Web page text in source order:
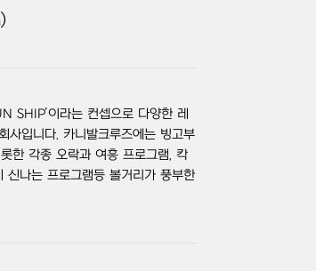
SHIP’이라는 컨셉으로 다양한 레
사입니다. 카니발크루즈에는 빙고부
한 각종 오락과 여흥 프로그램, 칵
신나는 프로그램등 볼거리가 풍부한